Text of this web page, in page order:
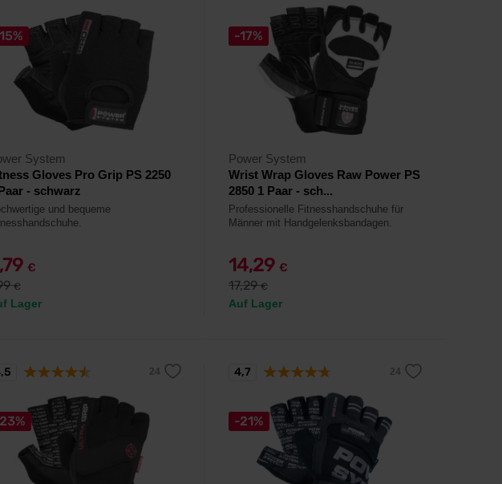
System
Gloves Pro Grip PS 2250
- schwarz
und bequeme
€
€
Lager
-17%
Power System
Wrist Wrap Gloves Raw Power PS
2850 1 Paar - sch...
Professionelle Fitnesshandschuhe für
Männer mit Handgelenksbandagen.
14,29 €
17,29€
Auf Lager
-21%
4,7